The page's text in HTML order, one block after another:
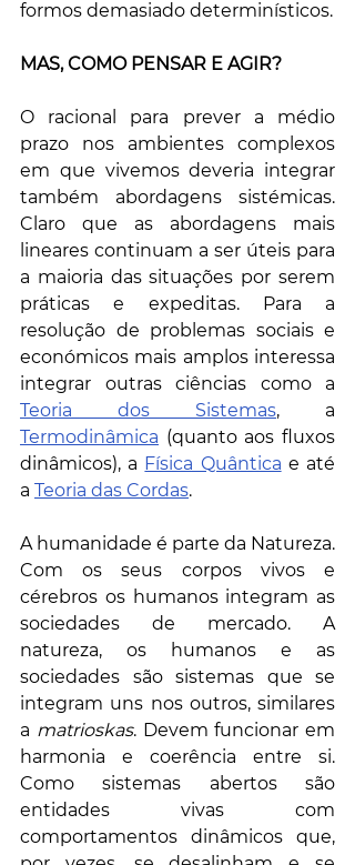
MAS, COMO PENSAR E AGIR?
O racional para prever a médio
prazo nos ambientes complexos
em que vivemos deveria integrar
também abordagens sistémicas.
Claro que as abordagens mais
lineares continuam a ser úteis para
a maioria das situações por serem
práticas e expeditas. Para a
resolução de problemas sociais e
económicos mais amplos interessa
Teoria dos Sistemas
Termodinâmica (quanto aos fluxos
dinâmicos), a Física Quântica e até
a Teoria das Cordas.
A humanidade é parte da Natureza.
Com os seus corpos vivos e
cérebros os humanos integram as
sociedades de mercado. A
natureza, os humanos e as
sociedades são sistemas que se
integram uns nos outros, similares
a matrioskas. Devem funcionar em
harmonia e coerência entre si.
Como sistemas abertos são
entidades vivas com
comportamentos dinâmicos que,